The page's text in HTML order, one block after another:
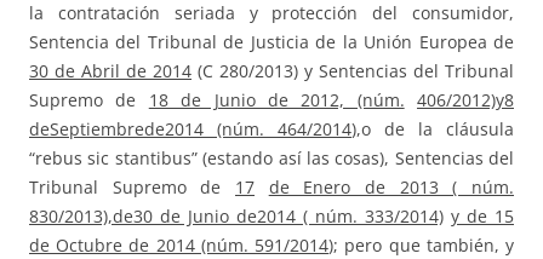
la contratación seriada y protección del consumidor,
Sentencia del Tribunal de Justicia de la Unión Europea de
30 de Abril de 2014 (C 280/2013) y Sentencias del Tribunal
Supremo de 18 de Junio de 2012, (núm. 406/2012)y8
deSeptiembrede2014 (núm. 464/2014),o de la cláusula
“rebus sic stantibus” (estando así las cosas), Sentencias del
Tribunal Supremo de 17
de Enero de 2013 ( núm.
830/2013),de30 de Junio de2014 ( núm. 333/2014) y de 15
de Octubre de 2014 (núm. 591/2014); pero que también, y